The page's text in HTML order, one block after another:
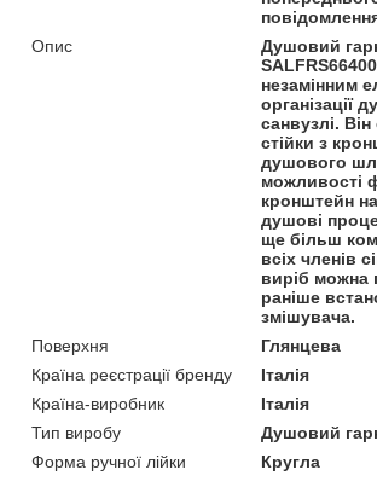
Опис
Душовий
незамінним
організації
санвузлі.
стійки з
душового
можливості
кронштейн на
душові
ще більш
всіх членів
виріб можна
раніше
змішувача.
Поверхня
Глянцева
Країна реєстрації бренду
Італія
Країна-виробник
Італія
Тип виробу
Душовий
Форма ручної лійки
Кругла